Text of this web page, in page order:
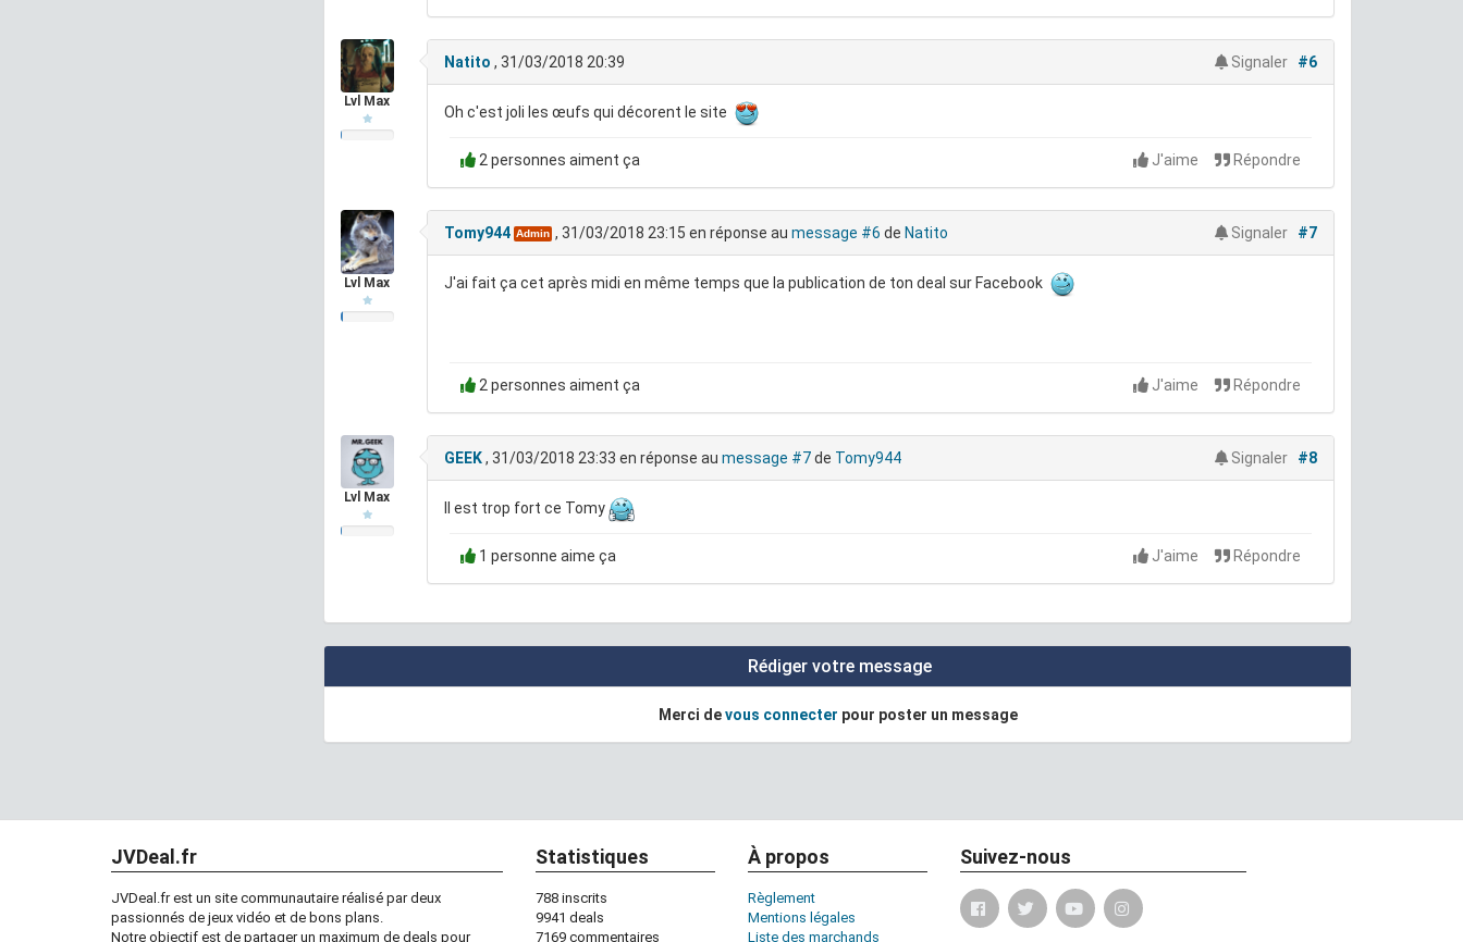
Lvl Max
Natito , 31/03/2018 20:39 Signaler #6
Oh c'est joli les œufs qui décorent le site
2 personnes aiment ça J'aime Répondre
Lvl Max
Tomy944 Admin, 31/03/2018 23:15 en réponse au message #6 de Natito Signaler #7
J'ai fait ça cet après midi en même temps que la publication de ton deal sur Facebook
2 personnes aiment ça J'aime Répondre
Lvl Max
GEEK, 31/03/2018 23:33 en réponse au message #7de Tomy944 Signaler #8
Il est trop fort ce Tomy
1 personne aime ça J'aime Répondre
Rédiger votre message
Merci devous connecter pour poster un message
JVDeal.fr
JVDeal.fr est un site communautaire réalisé par deux
passionnés de jeux vidéo et de bons plans.
Notre objectif est de partager un maximum de deals pour
Statistiques
788 inscrits
9941 deals
7169 commentaires
À propos
Règlement
Mentions légales
Liste des marchands
Suivez-nous